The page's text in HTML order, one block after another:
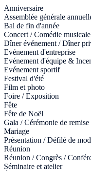
Anniversaire
Assemblée générale
Bal de fin d'année
Concert / Comédie
Dîner événement / Dîner
Evénement d'entreprise
Evénement d'équipe &
Evénement sportif
Festival d'été
Film et photo
Foire / Exposition
Fête
Fête de Noël
Gala / Cérémonie de
Mariage
Présentation / Défilé de
Réunion
Réunion / Congrès /
Séminaire et atelier